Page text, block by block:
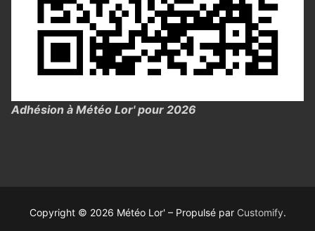
Adhésion à Météo Lor' pour 2026
Copyright © 2026 Météo Lor' – Propulsé par Customify.